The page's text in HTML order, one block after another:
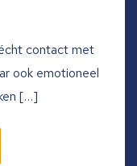
contact met
ook emotioneel
[…]